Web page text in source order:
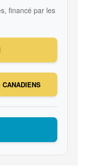
financé par les
CANADIENS